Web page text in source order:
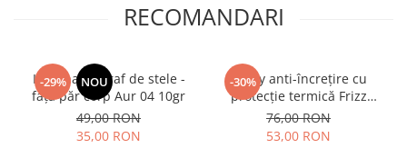
RECOMANDARI
-29% NOU
Iluminator praf de stele -
față păr corp Aur 04 10gr
49,00 RON
35,00 RON
-30%
Spray anti-încrețire cu
protecție termică Frizz
Blocker 150ml
76,00 RON
53,00 RON